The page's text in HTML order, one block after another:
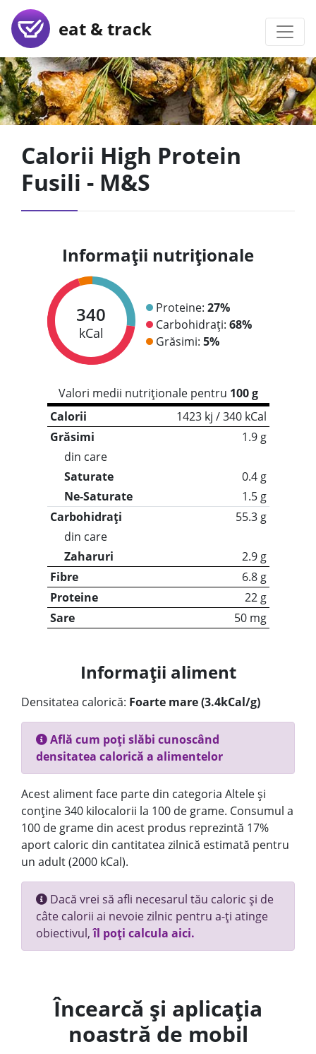
eat & track
Calorii High Protein
Fusili - M&S
Informații nutriționale
340
kCal
Proteine: 27%
Carbohidrați: 68%
Grăsimi: 5%
Valori medii nutriționale pentru 100 g
Calorii
1423 kj / 340 kCal
Grăsimi
1.9 g
din care
Saturate
0.4 g
Ne-Saturate
1.5 g
Carbohidrați
55.3 g
din care
Zaharuri
2.9 g
Fibre
6.8 g
Proteine
22 g
Sare
50 mg
Informații aliment
Densitatea calorică: Foarte mare (3.4kCal/g)
Află cum poți slăbi cunoscând
densitatea calorică a alimentelor
Acest aliment face parte din categoria Altele și
conține 340 kilocalorii la 100 de grame. Consumul a
100 de grame din acest produs reprezintă 17%
aport caloric din cantitatea zilnică estimată pentru
un adult (2000 kCal).
Dacă vrei să afli necesarul tău caloric și de
câte calorii ai nevoie zilnic pentru a-ți atinge
obiectivul,îl poți calcula aici.
Încearcă și aplicația
noastră de mobil